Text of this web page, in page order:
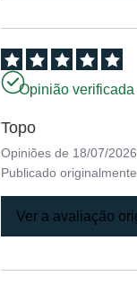
Opinião verificada
Topo
Opiniões de 18/07/2026
Publicado
Ver a avaliação